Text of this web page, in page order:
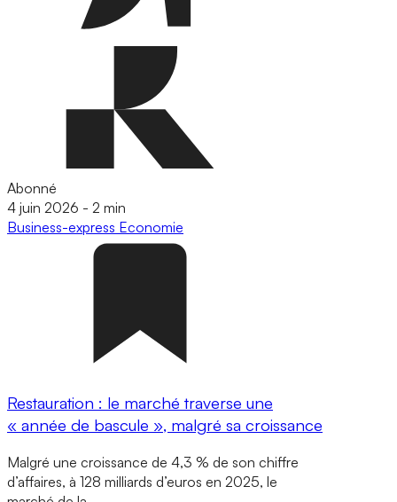
Abonné
4 juin 2026 - 2 min
Business-express Economie
Restauration : le marché traverse une
« année de bascule », malgré sa croissance
Malgré une croissance de 4,3 % de son chiffre
d’affaires, à 128 milliards d’euros en 2025, le